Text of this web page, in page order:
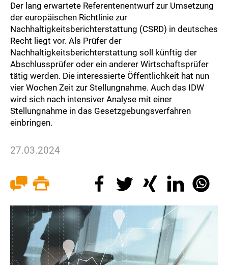
Der lang erwartete Referentenentwurf zur Umsetzung
der europäischen Richtlinie zur
Nachhaltigkeitsberichterstattung (CSRD) in deutsches
Recht liegt vor. Als Prüfer der
Nachhaltigkeitsberichterstattung soll künftig der
Abschlussprüfer oder ein anderer Wirtschaftsprüfer
tätig werden. Die interessierte Öffentlichkeit hat nun
vier Wochen Zeit zur Stellungnahme. Auch das IDW
wird sich nach intensiver Analyse mit einer
Stellungnahme in das Gesetzgebungsverfahren
einbringen.
27.03.2024